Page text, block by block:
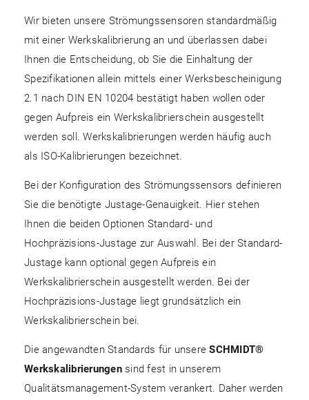
Wir bieten unsere Strömungssensoren standardmäßig
mit einer Werkskalibrierung an und überlassen dabei
Ihnen die Entscheidung, ob Sie die Einhaltung der
Spezifikationen allein mittels einer Werksbescheinigung
2.1 nach DIN EN 10204 bestätigt haben wollen oder
gegen Aufpreis ein Werkskalibrierschein ausgestellt
werden soll. Werkskalibrierungen werden häufig auch
als ISO-Kalibrierungen bezeichnet.
Bei der Konfiguration des Strömungssensors definieren
Sie die benötigte Justage-Genauigkeit. Hier stehen
Ihnen die beiden Optionen Standard- und
Hochpräzisions-Justage zur Auswahl. Bei der Standard-
Justage kann optional gegen Aufpreis ein
Werkskalibrierschein ausgestellt werden. Bei der
Hochpräzisions-Justage liegt grundsätzlich ein
Werkskalibrierschein bei.
Die angewandten Standards für unsereSCHMIDT®
Werkskalibrierungensind fest in unserem
Qualitätsmanagement-System verankert. Daher werden